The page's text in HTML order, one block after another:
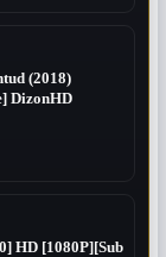
(2018)
DizonHD
HD [1080P][Sub